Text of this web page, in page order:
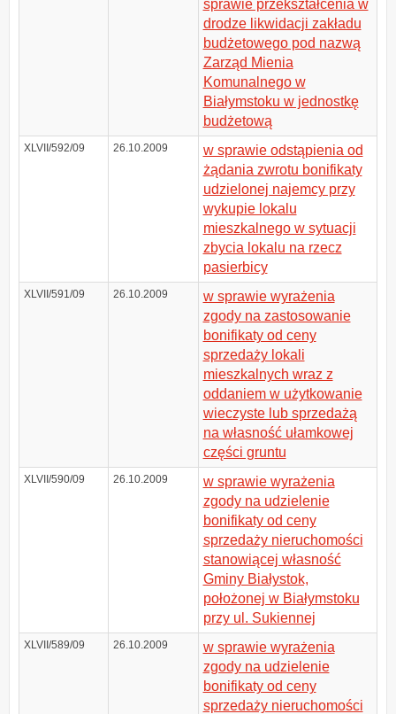
sprawie przekształcenia w
drodze likwidacji zakładu
budżetowego pod nazwą
Zarząd Mienia
Komunalnego w
Białymstoku w jednostkę
budżetową
XLVII/592/09 26.10.2009
w sprawie odstąpienia od
żądania zwrotu bonifikaty
udzielonej najemcy przy
wykupie lokalu
mieszkalnego w sytuacji
zbycia lokalu na rzecz
pasierbicy
XLVII/591/09 26.10.2009
w sprawie wyrażenia
zgody na zastosowanie
bonifikaty od ceny
sprzedaży lokali
mieszkalnych wraz z
oddaniem w użytkowanie
wieczyste lub sprzedażą
na własność ułamkowej
części gruntu
XLVII/590/09 26.10.2009
w sprawie wyrażenia
zgody na udzielenie
bonifikaty od ceny
sprzedaży nieruchomości
stanowiącej własność
Gminy Białystok,
położonej w Białymstoku
przy ul. Sukiennej
XLVII/589/09 26.10.2009
w sprawie wyrażenia
zgody na udzielenie
bonifikaty od ceny
sprzedaży nieruchomości